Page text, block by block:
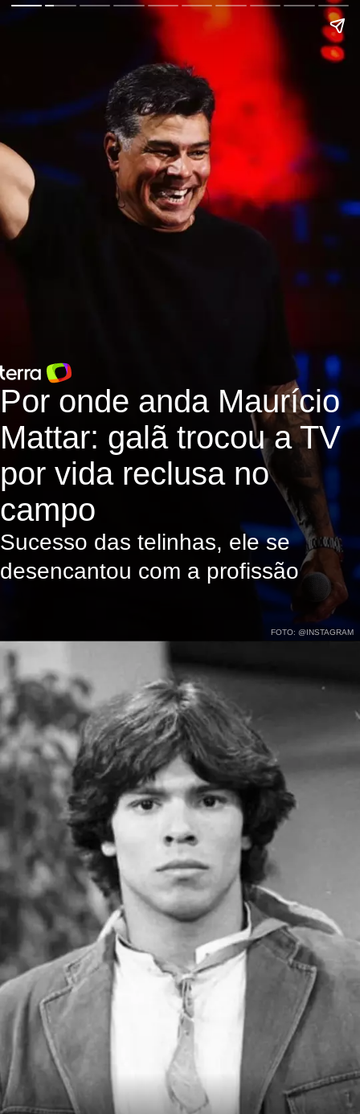
Por onde anda Maurício
Mattar: galã trocou a TV
por vida reclusa no
campo
Sucesso das telinhas, ele se
desencantou com a profissão
FOTO: @INSTAGRAM